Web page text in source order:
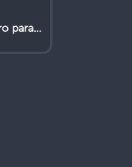
tiempo cotizado?